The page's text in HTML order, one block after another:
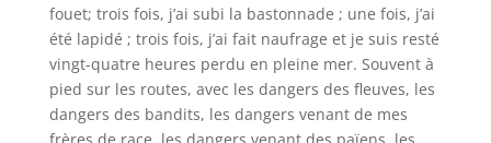
fouet; trois fois, j’ai subi la bastonnade ; une fois, j’ai
été lapidé ; trois fois, j’ai fait naufrage et je suis resté
vingt-quatre heures perdu en pleine mer. Souvent à
pied sur les routes, avec les dangers des fleuves, les
dangers des bandits, les dangers venant de mes